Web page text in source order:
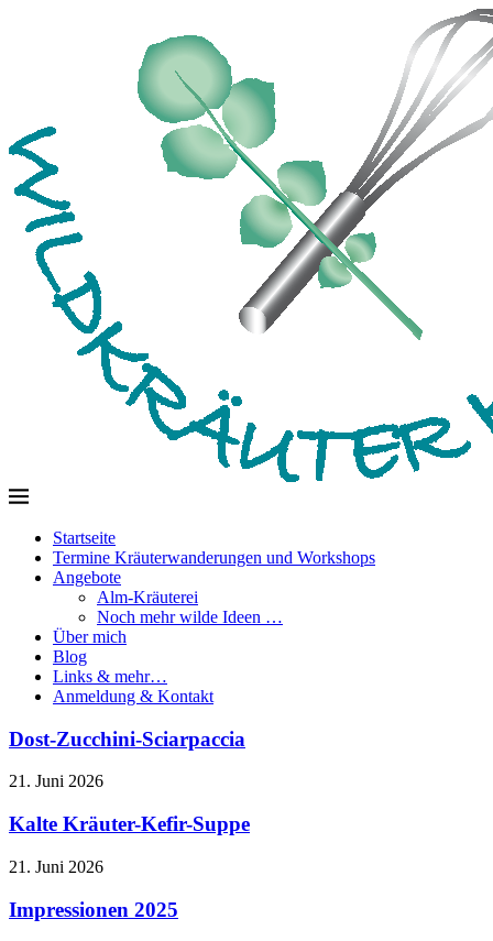
Startseite
Termine Kräuterwanderungen und Workshops
Angebote
Alm-Kräuterei
Noch mehr wilde Ideen …
Über mich
Blog
Links & mehr…
Anmeldung & Kontakt
Dost-Zucchini-Sciarpaccia
21. Juni 2026
Kalte Kräuter-Kefir-Suppe
21. Juni 2026
Impressionen 2025